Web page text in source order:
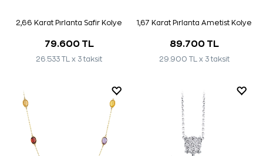
2,66 Karat Pırlanta Safir Kolye
79.600 TL
26.533 TL x 3 taksit
1,67 Karat Pırlanta Ametist Kolye
89.700 TL
29.900 TL x 3 taksit